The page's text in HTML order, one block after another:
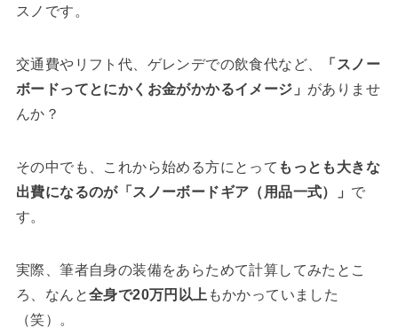
スノです。
交通費やリフト代、ゲレンデでの飲食代など、
「スノー
ボードってとにかくお金がかかるイメージ」 がありませ
んか？
その中でも、これから始める方にとって もっとも大きな
出費になるのが「スノーボードギア（用品一式）」 で
す。
実際、筆者自身の装備をあらためて計算してみたとこ
ろ、なんと全身で20万円以上 もかかっていました
（笑）。